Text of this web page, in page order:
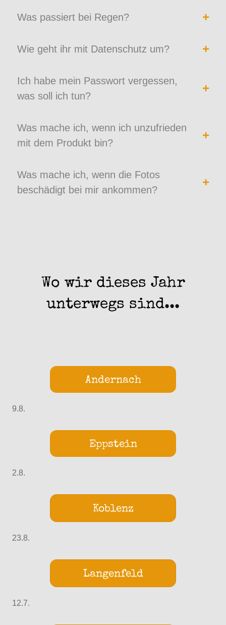
Was passiert bei Regen?
Wie geht ihr mit Datenschutz um?
Ich habe mein Passwort vergessen,
was soll ich tun?
Was mache ich, wenn ich unzufrieden
mit dem Produkt bin?
Was mache ich, wenn die Fotos
beschädigt bei mir ankommen?
Wo wir dieses Jahr
unterwegs sind...
Andernach
9.8.
Eppstein
2.8.
Koblenz
23.8.
Langenfeld
12.7.